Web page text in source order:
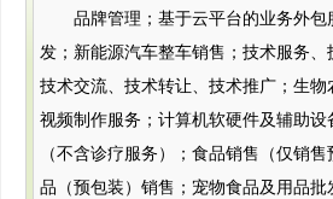
品牌管理；基于云平台的业务外
发；新能源汽车整车销售；技术服务、
技术交流、技术转让、技术推广；生物
视频制作服务；计算机软硬件及辅助
（不含诊疗服务）；食品销售（仅销
品（预包装）销售；宠物食品及用品